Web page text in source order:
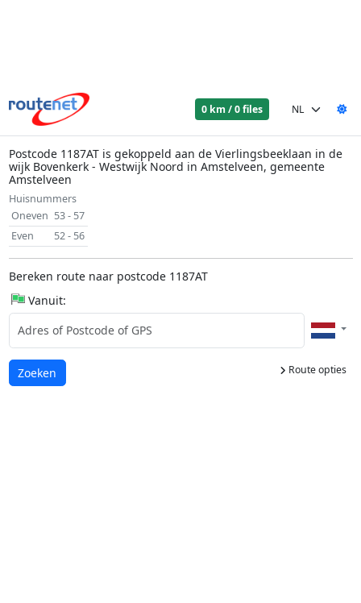
0 km / 0 files
Postcode 1187AT is gekoppeld aan de Vierlingsbeeklaan in de
wijk Bovenkerk - Westwijk Noord in Amstelveen, gemeente
Amstelveen
Huisnummers
Oneven 53 - 57
Even
52 - 56
Bereken route naar postcode 1187AT
Vanuit:
Route opties
Laden...
Zoeken